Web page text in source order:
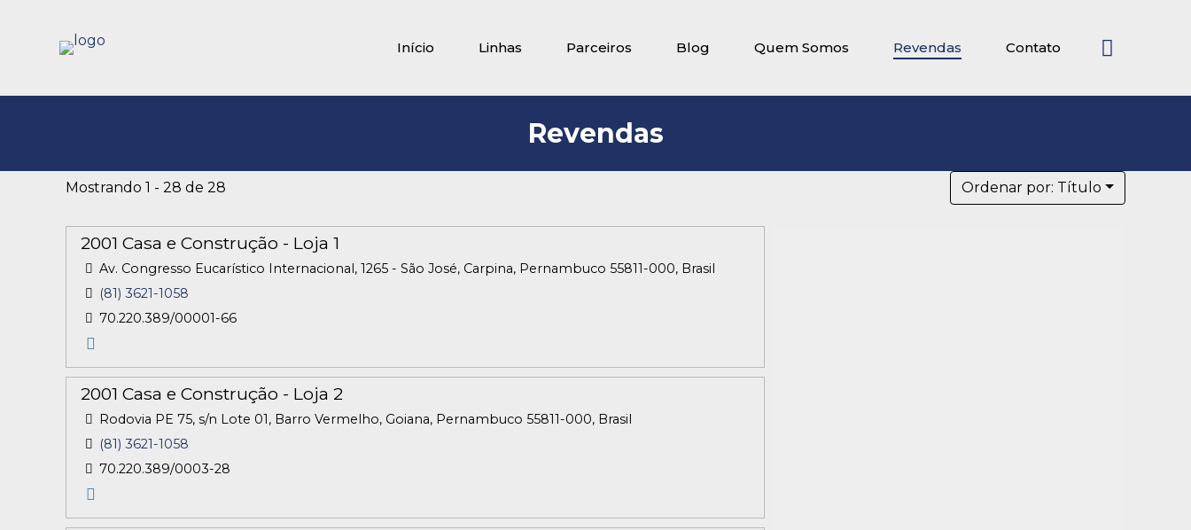
Início Linhas Parceiros Blog Quem Somos Revendas Contato
Revendas
Mostrando 1 - 28 de 28 Ordenar por: Título
2001 Casa e Construção - Loja 1
Av. Congresso Eucarístico Internacional, 1265 - São José, Carpina, Pernambuco 55811-000, Brasil
(81) 3621-1058
70.220.389/00001-66
2001 Casa e Construção - Loja 2
Rodovia PE 75, s/n Lote 01, Barro Vermelho, Goiana, Pernambuco 55811-000, Brasil
(81) 3621-1058
70.220.389/0003-28